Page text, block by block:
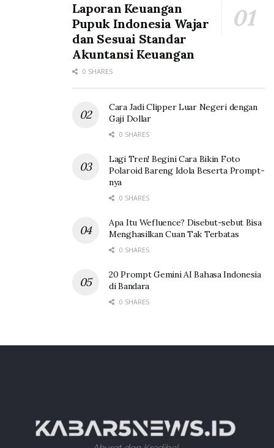
Laporan Keuangan
Pupuk Indonesia Wajar
dan Sesuai Standar
Akuntansi Keuangan
0 SHARES
Cara Jadi Clipper Luar Negeri dengan
Gaji Dollar
0 SHARES
Lagi Tren! Begini Cara Bikin Foto
Polaroid Bareng Idola Beserta Prompt-
nya
0 SHARES
Apa Itu Wefluence? Disebut-sebut Bisa
Menghasilkan Cuan Tak Terbatas
0 SHARES
20 Prompt Gemini AI Bahasa Indonesia
di Bandara
0 SHARES